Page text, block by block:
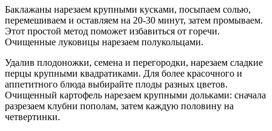
Баклажаны нарезаем крупными кусками, посыпаем солью,
перемешиваем и оставляем на 20-30 минут, затем промываем.
Этот простой метод поможет избавиться от горечи.
Очищенные луковицы нарезаем полукольцами.
Удалив плодоножки, семена и перегородки, нарезаем сладкие
перцы крупными квадратиками. Для более красочного и
аппетитного блюда выбирайте плоды разных цветов.
Очищенный картофель нарезаем крупными дольками: сначала
разрезаем клубни пополам, затем каждую половину на
четвертинки.